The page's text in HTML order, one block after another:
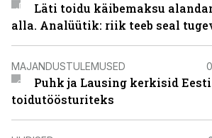
Läti toidu käibemaksu
alla. Analüütik: riik teeb seal
MAJANDUSTULEMUSED
Puhk ja Lausing kerkisid
toidutöösturiteks